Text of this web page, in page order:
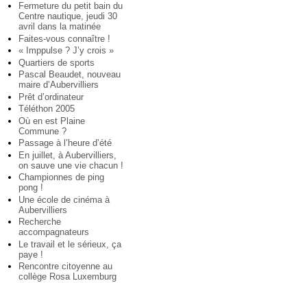
Fermeture du petit bain du
Centre nautique, jeudi 30
avril dans la matinée
Faites-vous connaître !
« Imppulse ? J’y crois »
Quartiers de sports
Pascal Beaudet, nouveau
maire d’Aubervilliers
Prêt d’ordinateur
Téléthon 2005
Où en est Plaine
Commune ?
Passage à l’heure d’été
En juillet, à Aubervilliers,
on sauve une vie chacun !
Championnes de ping
pong !
Une école de cinéma à
Aubervilliers
Recherche
accompagnateurs
Le travail et le sérieux, ça
paye !
Rencontre citoyenne au
collège Rosa Luxemburg